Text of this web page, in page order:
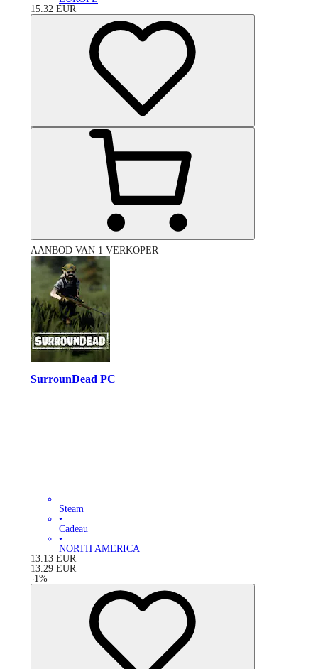
15.32 EUR
AANBOD VAN 1 VERKOPER
SurrounDead PC
Steam
•
Cadeau
•
NORTH AMERICA
13.13 EUR
13.29 EUR
-1%